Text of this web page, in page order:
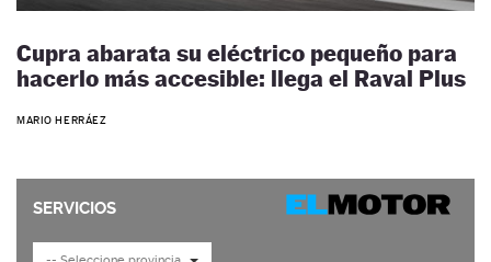
Cupra abarata su eléctrico pequeño para
hacerlo más accesible: llega el Raval Plus
MARIO HERRÁEZ